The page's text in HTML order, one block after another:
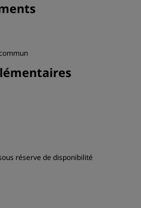
réserve de disponibilité